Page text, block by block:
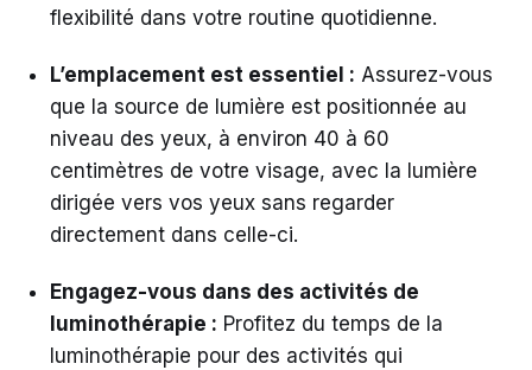
flexibilité dans votre routine quotidienne.
L’emplacement est essentiel : Assurez-vous
que la source de lumière est positionnée au
niveau des yeux, à environ 40 à 60
centimètres de votre visage, avec la lumière
dirigée vers vos yeux sans regarder
directement dans celle-ci.
Engagez-vous dans des activités de
luminothérapie : Profitez du temps de la
luminothérapie pour des activités qui